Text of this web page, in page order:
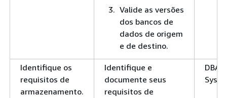
Valide as versões
dos bancos de
dados de origem
e de destino.
Identifique os
requisitos de
armazenamento.
Identifique e
documente seus
requisitos de
DBA,